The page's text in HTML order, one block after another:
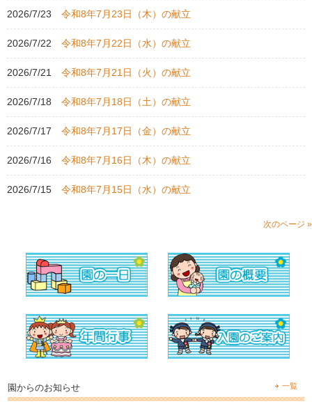
2026/7/23 令和8年7月23日（木）の献立
2026/7/22 令和8年7月22日（水）の献立
2026/7/21 令和8年7月21日（火）の献立
2026/7/18 令和8年7月18日（土）の献立
2026/7/17 令和8年7月17日（金）の献立
2026/7/16 令和8年7月16日（木）の献立
2026/7/15 令和8年7月15日（水）の献立
次のページ »
園からのお知らせ 一覧